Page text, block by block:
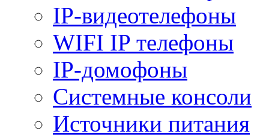
IP-видеотелефоны
WIFI IP телефоны
IP-домофоны
Системные консоли
Источники питания